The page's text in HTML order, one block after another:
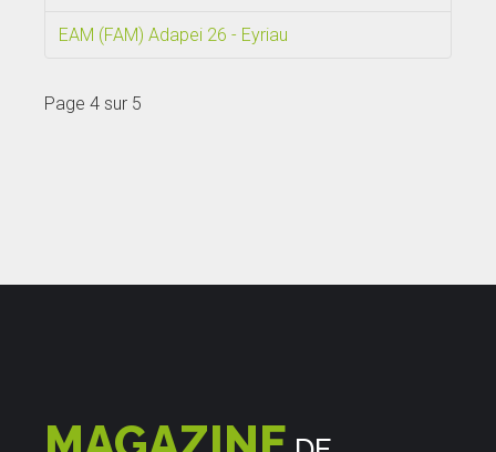
EAM (FAM) Adapei 26 - Eyriau
Page 4 sur 5